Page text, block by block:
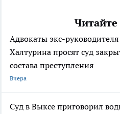
Адвокаты экс-
Халтурина просят суд
состава преступления
Вчера
Суд в Выксе приговорил